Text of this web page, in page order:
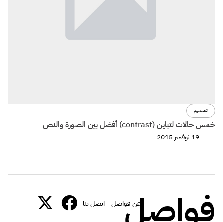
تصميم
خمس حالات لتباين (contrast) أفضل بين الصورة والنص
19 نوفمبر 2015
فواصل
عن فواصل اتصل بنا